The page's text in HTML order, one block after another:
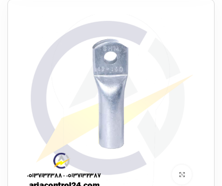
برای بزرگنمایی کلیک کنید